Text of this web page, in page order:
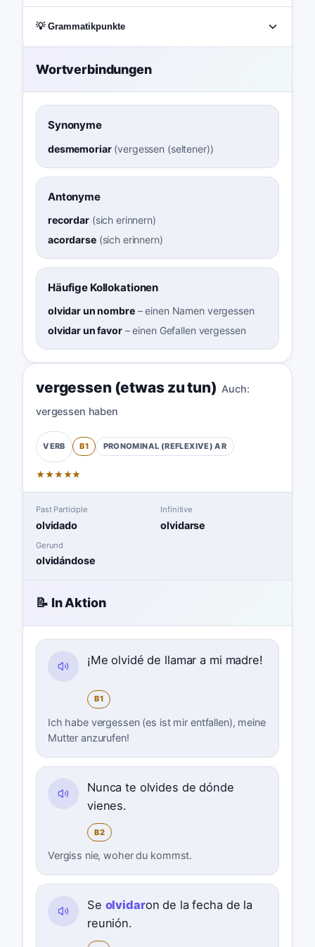
💡 Grammatikpunkte
Wortverbindungen
Synonyme
desmemoriar(vergessen (seltener))
Antonyme
recordar(sich erinnern)
acordarse(sich erinnern)
Häufige Kollokationen
olvidar un nombre–einen Namen vergessen
olvidar un favor–einen Gefallen vergessen
vergessen (etwas zu tun) Auch:
vergessen haben
VERB B1 PRONOMINAL (REFLEXIVE) AR
★★★★★
Past Participle
olvidado
Infinitive
olvidarse
Gerund
olvidándose
📝 In Aktion
¡Me olvidé de llamar a mi madre!
B1
Ich habe vergessen (es ist mir entfallen), meine
Mutter anzurufen!
Nunca te olvides de dónde
vienes.
B2
Vergiss nie, woher du kommst.
Se olvidaron de la fecha de la
reunión.